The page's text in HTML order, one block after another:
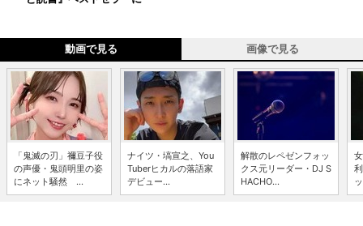
動画で見る 画像で見る
「鬼滅の刃」禰豆子役
の声優・鬼頭明里の姿
にネット騒然 ...
ナイツ・塙宣之、You
Tuberヒカルの落語家
デビュー...
解散のレペゼンフォッ
クス元リーダー・DJ S
HACHO...